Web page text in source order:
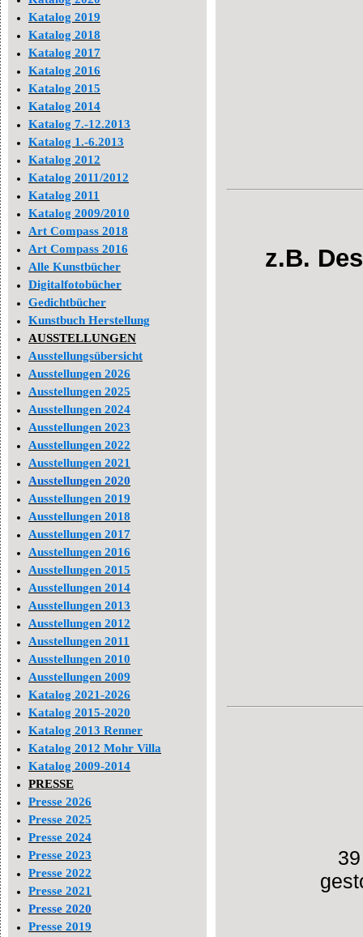
Katalog 2019
Katalog 2018
Katalog 2017
Katalog 2016
Katalog 2015
Katalog 2014
Katalog 7.-12.2013
Katalog 1.-6.2013
Katalog 2012
Katalog 2011/2012
Katalog 2011
Katalog 2009/2010
Art Compass 2018
Art Compass 2016
Alle Kunstbücher
Digitalfotobücher
Gedichtbücher
Kunstbuch Herstellung
AUSSTELLUNGEN
Ausstellungsübersicht
Ausstellungen 2026
Ausstellungen 2025
Ausstellungen 2024
Ausstellungen 2023
Ausstellungen 2022
Ausstellungen 2021
Ausstellungen 2020
Ausstellungen 2019
Ausstellungen 2018
Ausstellungen 2017
Ausstellungen 2016
Ausstellungen 2015
Ausstellungen 2014
Ausstellungen 2013
Ausstellungen 2012
Ausstellungen 2011
Ausstellungen 2010
Ausstellungen 2009
Katalog 2021-2026
Katalog 2015-2020
Katalog 2013 Renner
Katalog 2012 Mohr Villa
Katalog 2009-2014
PRESSE
Presse 2026
Presse 2025
Presse 2024
Presse 2023
Presse 2022
Presse 2021
Presse 2020
Presse 2019
z.B.